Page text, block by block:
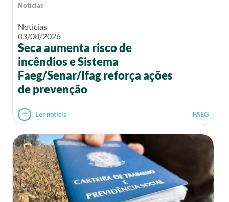
Notícias
Notícias
03/08/2026
Seca aumenta risco de
incêndios e Sistema
Faeg/Senar/Ifag reforça ações
de prevenção
Ler notícia FAEG